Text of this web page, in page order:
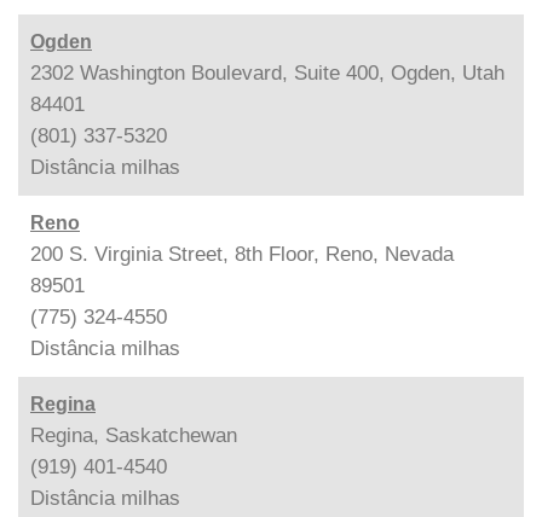
Ogden
2302 Washington Boulevard, Suite 400, Ogden, Utah
84401
(801) 337-5320
Distância milhas
Reno
200 S. Virginia Street, 8th Floor, Reno, Nevada
89501
(775) 324-4550
Distância milhas
Regina
Regina, Saskatchewan
(919) 401-4540
Distância milhas